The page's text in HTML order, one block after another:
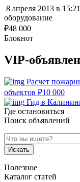
8 апреля 2013 в
оборудование
₽48 000
Блокнот
VIP-
Расчет
объектов ₽10 000
Гид в
Где остановиться
Поиск объявлений
Искать
Полезное
Каталог статей